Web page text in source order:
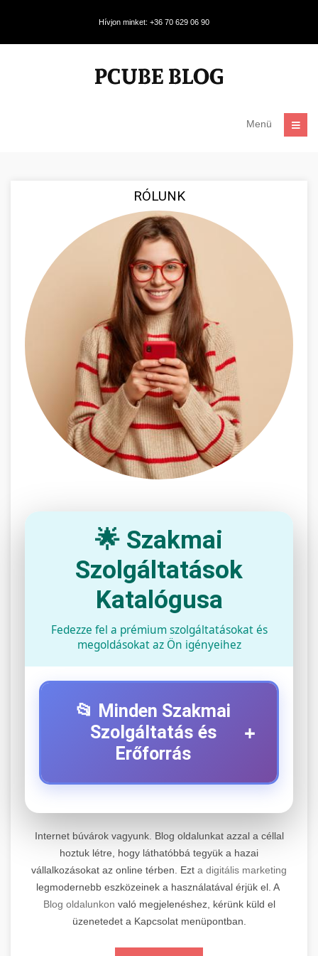
Hívjon minket: +36 70 629 06 90
Menü
RÓLUNK
🌟 Szakmai
Szolgáltatások
Katalógusa
Fedezze fel a prémium szolgáltatásokat és
megoldásokat az Ön igényeihez
📂 Minden Szakmai
Szolgáltatás és
Erőforrás
+
+
Professzionális elektromos roller javítási és
karbantartási szolgáltatások. Szakértő
technikusaink minőségi szervízt nyújtanak
minden jelentős márkához és modellhez.
Szervizközpont Látogatása
📊 2. Online Marketing
Ügynökség
+
Átfogó online marketing szolgáltatások,
beleértve a SEO-t, közösségi média kezelést és
Internet búvárok vagyunk. Blog oldalunkat azzal a céllal
hoztuk létre, hogy láthatóbbá tegyük a hazai
vállalkozásokat az online térben. Ezt a digitális marketing
legmodernebb eszközeinek a használatával érjük el. A
Blog oldalunkon való megjelenéshez, kérünk küld el
üzenetedet a Kapcsolat menüpontban.